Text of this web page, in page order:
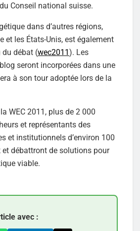
Conseil national suisse.
dans d’autres régions,
et les États-Unis, est également
du débat (wec2011). Les
seront incorporées dans une
à son tour adoptée lors de la
WEC 2011, plus de 2 000
et représentants des
et institutionnels d’environ 100
et débattront de solutions pour
viable.
avec :